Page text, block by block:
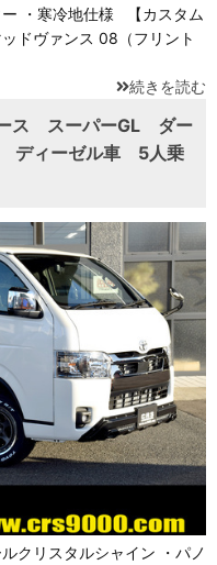
・寒冷地仕様 【カスタム
ドヴァンス 08（フリント
続きを読む
ス スーパーGL ダー
ィーゼル車 5人乗
クリスタルシャイン ・パノ